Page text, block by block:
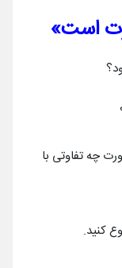
است»
چه تفاوتی با
کنید.